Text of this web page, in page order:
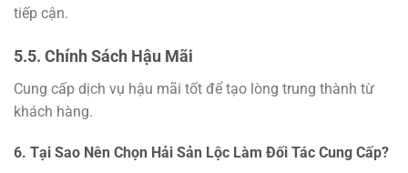
tiếp cận.
5.5. Chính Sách Hậu Mãi
Cung cấp dịch vụ hậu mãi tốt để tạo lòng trung thành từ
khách hàng.
6. Tại Sao Nên Chọn Hải Sản Lộc Làm Đối Tác Cung Cấp?